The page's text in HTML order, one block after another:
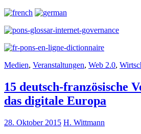
Medien, Veranstaltungen, Web 2.0,
15 deutsch-französische
das digitale Europa
28. Oktober 2015 H. Wittmann